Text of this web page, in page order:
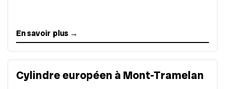
En savoir plus →
Cylindre européen à Mont-Tramelan